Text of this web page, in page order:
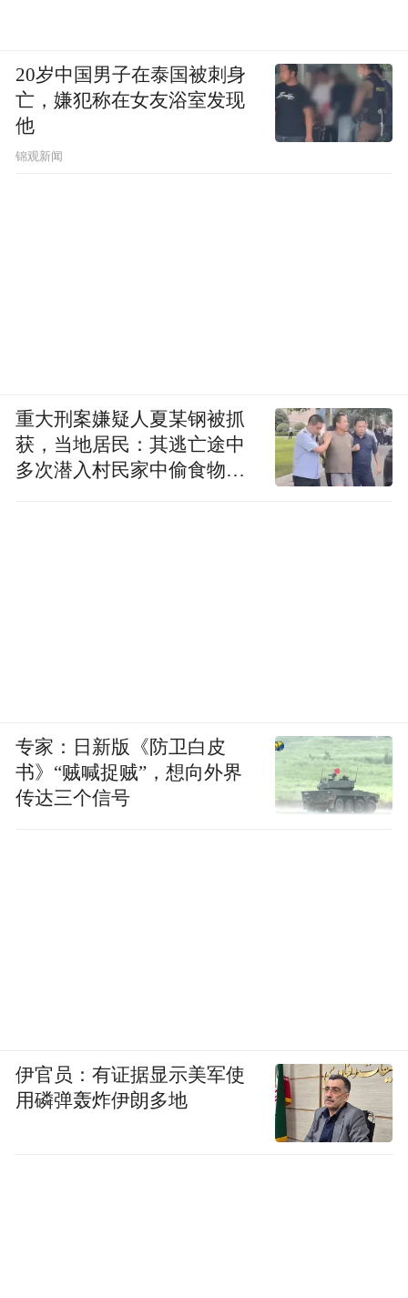
20岁中国男子在泰国被刺身
亡，嫌犯称在女友浴室发现
他
锦观新闻
重大刑案嫌疑人夏某钢被抓
获，当地居民：其逃亡途中
多次潜入村民家中偷食物被
专家：日新版《防卫白皮
书》“贼喊捉贼”，想向外界
传达三个信号
伊官员：有证据显示美军使
用磷弹轰炸伊朗多地